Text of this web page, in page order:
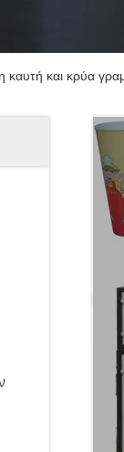
καυτή και κρύα